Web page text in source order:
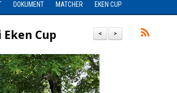
DOKUMENT MATCHER EKEN CUP
>
<
Cup